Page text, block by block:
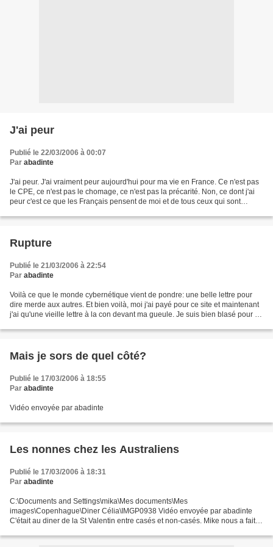
J'ai peur
Publié le 22/03/2006 à 00:07
Par abadinte
J'ai peur. J'ai vraiment peur aujourd'hui pour ma vie en France. Ce n'est pas
le CPE, ce n'est pas le chomage, ce n'est pas la précarité. Non, ce dont j'ai
peur c'est ce que les Français pensent de moi et de tous ceux qui sont
Rupture
Publié le 21/03/2006 à 22:54
Par abadinte
Voilà ce que le monde cybernétique vient de pondre: une belle lettre pour
dire merde aux autres. Et bien voilà, moi j'ai payé pour ce site et maintenant
j'ai qu'une vieille lettre à la con devant ma gueule. Je suis bien blasé pour le
Mais je sors de quel côté?
Publié le 17/03/2006 à 18:55
Par abadinte
Vidéo envoyée par abadinte
Les nonnes chez les Australiens
Publié le 17/03/2006 à 18:31
Par abadinte
C:\Documents and Settings\mika\Mes documents\Mes
images\Copenhague\Diner Célia\IMGP0938 Vidéo envoyée par abadinte
C'était au diner de la St Valentin entre casés et non-casés. Mike nous a fait